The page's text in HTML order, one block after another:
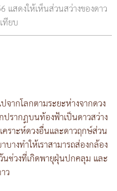
แสดงให้เห็นส่วนสว่างของดาว
ทียบ
จากโลกตามระยะห่างจากดวง
ปรากฏบนท้องฟ้าเป็นดาวสว่าง
ราะห์ดวงอื่นและดาวฤกษ์ส่วน
างทำให้เราสามารถส่องกล้อง
นช่วงที่เกิดพายุฝุ่นปกคลุม และ
ว